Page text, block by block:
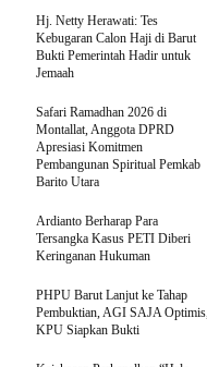
Hj. Netty Herawati: Tes
Kebugaran Calon Haji di Barut
Bukti Pemerintah Hadir untuk
Jemaah
Safari Ramadhan 2026 di
Montallat, Anggota DPRD
Apresiasi Komitmen
Pembangunan Spiritual Pemkab
Barito Utara
Ardianto Berharap Para
Tersangka Kasus PETI Diberi
Keringanan Hukuman
PHPU Barut Lanjut ke Tahap
Pembuktian, AGI SAJA Optimis,
KPU Siapkan Bukti